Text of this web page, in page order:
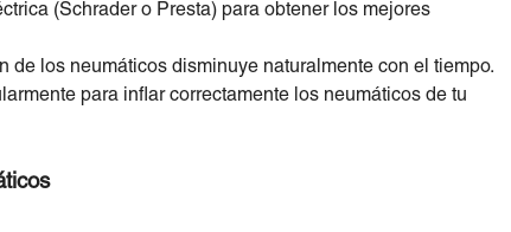
(Schrader o Presta) para obtener los mejores
de los neumáticos disminuye naturalmente con el tiempo.
para inflar correctamente los neumáticos de tu